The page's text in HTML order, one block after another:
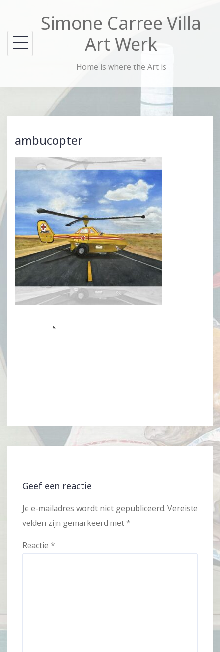
content
Simone Carree Villa
Art Werk
Home is where the Art is
ambucopter
Geef een reactie
Je e-mailadres wordt niet gepubliceerd. Vereiste
velden zijn gemarkeerd met*
Reactie *